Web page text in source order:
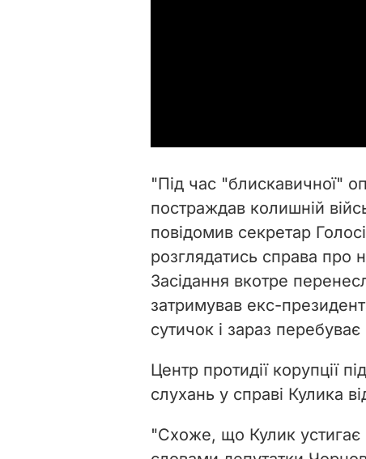
"Під час "блискавичної"
постраждав колишній
повідомив секретар
розглядатись справа про
Засідання вкотре
затримував екс-
сутичок і зараз перебуває
Центр протидії корупції
слухань у справі Кулика
"Схоже, що Кулик устигає